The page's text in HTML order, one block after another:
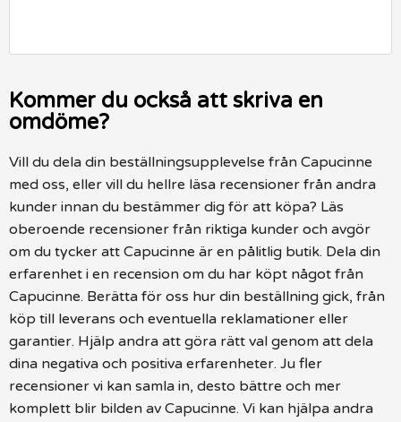
Kommer du också att skriva en
omdöme?
Vill du dela din beställningsupplevelse från Capucinne
med oss, eller vill du hellre läsa recensioner från andra
kunder innan du bestämmer dig för att köpa? Läs
oberoende recensioner från riktiga kunder och avgör
om du tycker att Capucinne är en pålitlig butik. Dela din
erfarenhet i en recension om du har köpt något från
Capucinne. Berätta för oss hur din beställning gick, från
köp till leverans och eventuella reklamationer eller
garantier. Hjälp andra att göra rätt val genom att dela
dina negativa och positiva erfarenheter. Ju fler
recensioner vi kan samla in, desto bättre och mer
komplett blir bilden av Capucinne. Vi kan hjälpa andra